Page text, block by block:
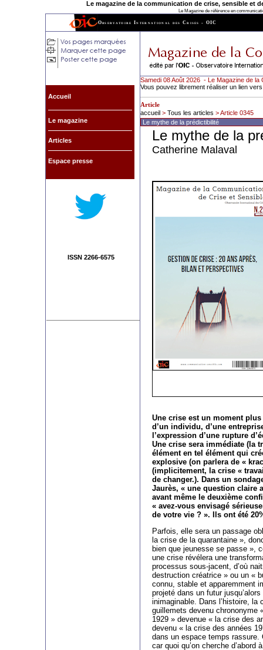
Le magazine de la communication de crise, sensible et
Le Magazine de référence en
Observatoire International des Crises - OIC
Accueil
Le magazine
Articles
Espace presse
ISSN 2266-6575
Samedi 08 Août 2026 - Le Magazine de la
Vous pouvez librement réaliser un lien
Article
accueil> Tous les articles > Article 0345
Le mythe de la prédictibilité
Le mythe de la
Catherine Malaval
Une crise est un moment
d’un individu, d’une
l’expression d’une rupture
Une crise sera immédiate (la
élément en tel élément qui
explosive (on parlera de «
(implicitement, la crise «
de changer.). Dans un
Jaurès, « une question claire
avant même le deuxième
« avez-vous envisagé
de votre vie ? ». Ils ont été
Parfois, elle sera un passage
la crise de la quarantaine »,
bien que jeunesse se passe »,
une crise révélera une
processus sous-jacent, d’où
destruction créatrice » ou un «
connu, stable et apparemment
projeté dans un futur
inimaginable. Dans l’histoire, la
guillemets devenu chrononyme
1929 » devenue « la crise des
devenu « la crise des années
dans un espace temps
car quoi qu’on cherche d’abord